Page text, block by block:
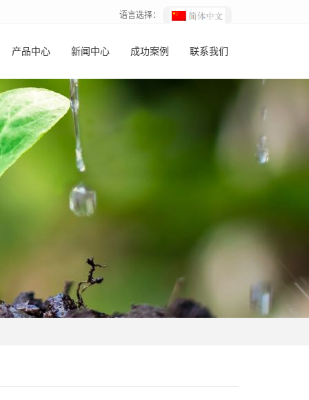
语言选择：
产品中心 新闻中心 成功案例 联系我们